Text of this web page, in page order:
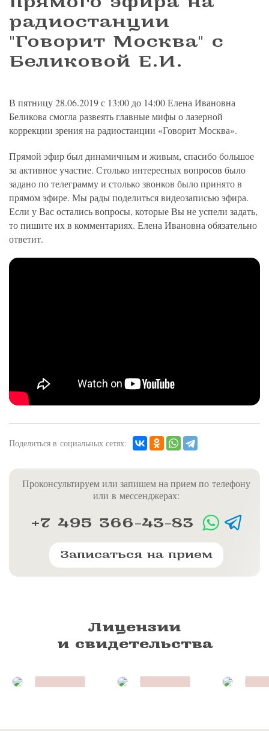
радиостанции
"Говорит Москва" с
Беликовой Е.И.
В пятницу 28.06.2019 с 13:00 до 14:00 Елена Ивановна
Беликова смогла развеять главные мифы о лазерной
коррекции зрения на радиостанции «Говорит Москва».
Прямой эфир был динамичным и живым, спасибо большое
за активное участие. Столько интересных вопросов было
задано по телеграмму и столько звонков было принято в
прямом эфире. Мы рады поделиться видеозаписью эфира.
Если у Вас остались вопросы, которые Вы не успели задать,
то пишите их в комментариях. Елена Ивановна обязательно
ответит.
Поделиться в социальных сетях:
Проконсультируем или запишем на прием по телефону
или в мессенджерах:
+7 495 366-43-83
Записаться на прием
Лицензии
и свидетельства
2GIS
Yell ПроДокторов
Я соглашаюсь на получение рассылки в соответствии с ФЗ от
13.03.2006 №38-ФЗ на условиях и для целей, определенных
политикой конфиденциальности
Записаться
Консультация и прием у профессора
Беликовой Е.И.
+7 991 098-78-29
Елена, персональный менеджер
13.03.2006 №38-ФЗ на условиях и для целей, определенных
политикой конфиденциальности
Записаться
Отправить
Я соглашаюсь на получение рассылки в соответствии с ФЗ от
13.03.2006 №38-ФЗ на условиях и для целей, определенных
политикой конфиденциальности
Отправить
Нажимая на кнопку «Отправить», вы даете согласие
на обработку персональных данных
Я соглашаюсь на получение рассылки в соответствии с ФЗ от
13.03.2006 №38-ФЗ на условиях и для целей, определенных
политикой конфиденциальности
Отправить